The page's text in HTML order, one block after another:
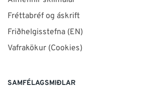
Fréttabréf og áskrift
Friðhelgisstefna (EN)
Vafrakökur (Cookies)
SAMFÉLAGSMIÐLAR